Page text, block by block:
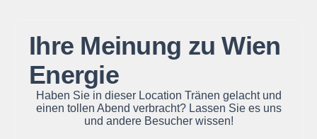
Ihre Meinung zu Wien
Energie
Haben Sie in dieser Location Tränen gelacht und
einen tollen Abend verbracht? Lassen Sie es uns
und andere Besucher wissen!